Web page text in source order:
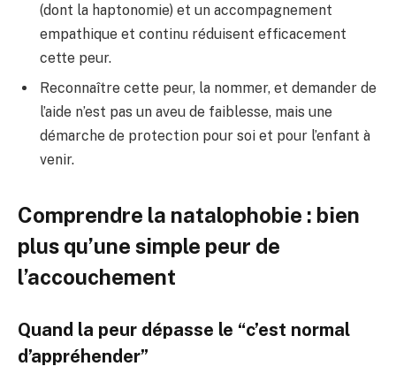
(dont la haptonomie) et un accompagnement
empathique et continu réduisent efficacement
cette peur.
Reconnaître cette peur, la nommer, et demander de
l’aide n’est pas un aveu de faiblesse, mais une
démarche de protection pour soi et pour l’enfant à
venir.
Comprendre la natalophobie : bien
plus qu’une simple peur de
l’accouchement
Quand la peur dépasse le “c’est normal
d’appréhender”